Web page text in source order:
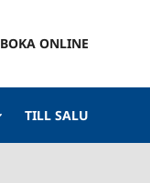
BOKA ONLINE
TILL SALU